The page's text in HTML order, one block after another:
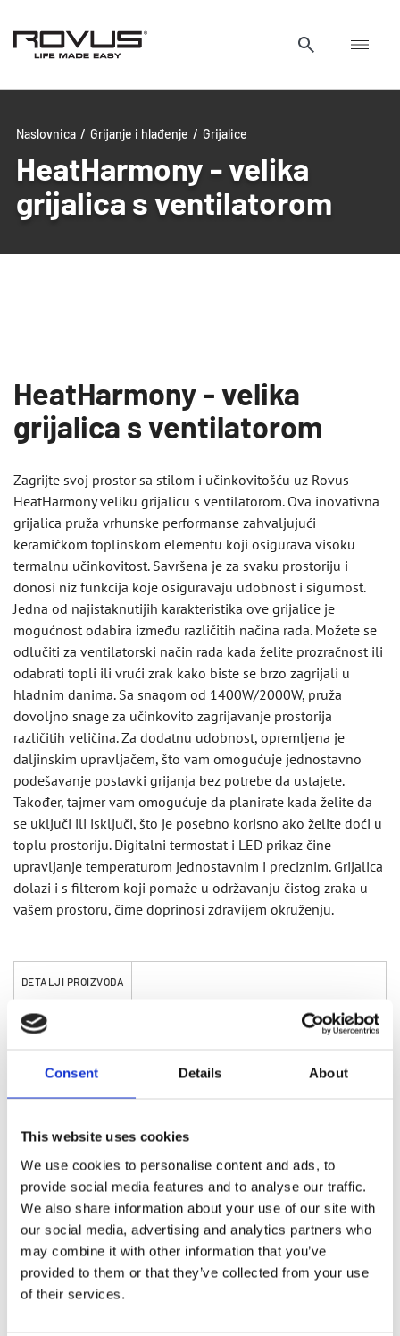
Consent Details About
This website uses cookies
We use cookies to personalise content and ads, to
provide social media features and to analyse our traffic.
We also share information about your use of our site with
our social media, advertising and analytics partners who
may combine it with other information that you’ve
provided to them or that they’ve collected from your use
of their services.
Naslovnica / Grijanje i hlađenje / Grijalice
HeatHarmony - velika
grijalica s ventilatorom
HeatHarmony - velika
grijalica s ventilatorom
Zagrijte svoj prostor sa stilom i učinkovitošću uz Rovus
HeatHarmony veliku grijalicu s ventilatorom. Ova inovativna
grijalica pruža vrhunske performanse zahvaljujući
keramičkom toplinskom elementu koji osigurava visoku
termalnu učinkovitost. Savršena je za svaku prostoriju i
donosi niz funkcija koje osiguravaju udobnost i sigurnost.
Jedna od najistaknutijih karakteristika ove grijalice je
mogućnost odabira između različitih načina rada. Možete se
odlučiti za ventilatorski način rada kada želite prozračnost ili
odabrati topli ili vrući zrak kako biste se brzo zagrijali u
hladnim danima. Sa snagom od 1400W/2000W, pruža
dovoljno snage za učinkovito zagrijavanje prostorija
različitih veličina. Za dodatnu udobnost, opremljena je
daljinskim upravljačem, što vam omogućuje jednostavno
podešavanje postavki grijanja bez potrebe da ustajete.
Također, tajmer vam omogućuje da planirate kada želite da
se uključi ili isključi, što je posebno korisno ako želite doći u
toplu prostoriju. Digitalni termostat i LED prikaz čine
upravljanje temperaturom jednostavnim i preciznim. Grijalica
dolazi i s filterom koji pomaže u održavanju čistog zraka u
vašem prostoru, čime doprinosi zdravijem okruženju.
DETALJI PROIZVODA
Keramički toplinski element, visoka toplinska
Automatska zaštita od pregrijavanja.
S filterom.
S daljinskim upravljačem.
Potražite u trgovinama
Rovus proizvode potražite i kod naših partnera